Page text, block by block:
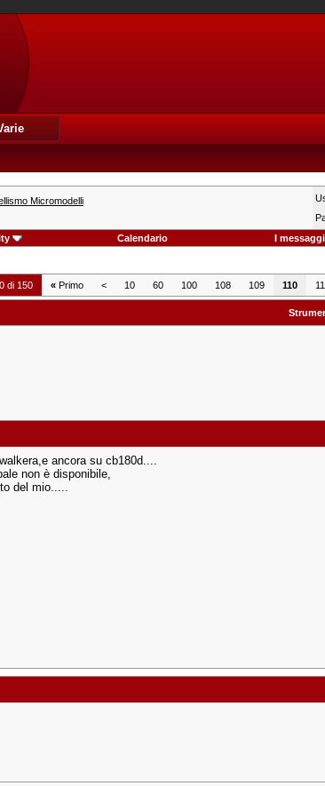
Micromodelli
Calendario I
di 150 « Primo < 10 60 100 108 109 110
ancora su cb180d....
non è disponibile,
del mio.....